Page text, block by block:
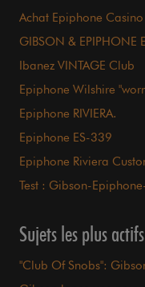
Achat Epiphone Casino
GIBSON & EPIPHONE
Ibanez VINTAGE Club
Epiphone Wilshire
Epiphone RIVIERA.
Epiphone ES-339
Epiphone Riviera
Test : Gibson-
Sujets les plus actifs
"Club Of Snobs":